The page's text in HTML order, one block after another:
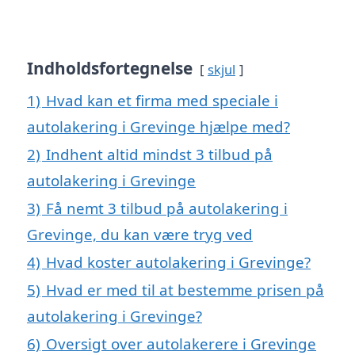
Indholdsfortegnelse skjul
1) Hvad kan et firma med speciale i
autolakering i Grevinge hjælpe med?
2) Indhent altid mindst 3 tilbud på
autolakering i Grevinge
3) Få nemt 3 tilbud på autolakering i
Grevinge, du kan være tryg ved
4) Hvad koster autolakering i Grevinge?
5) Hvad er med til at bestemme prisen på
autolakering i Grevinge?
6) Oversigt over autolakerere i Grevinge